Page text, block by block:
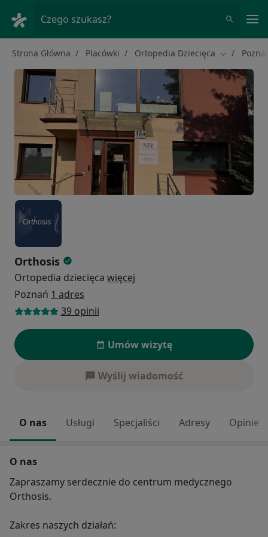
Czego szukasz?
Strona Główna Placówki Ortopedia Dziecięca Zmień
Orthosis
Ortopedia dziecięca więcej
Poznań 1 adres
39 opinii
Umów wizytę
Wyślij wiadomość
O nas Usługi Specjaliści Adresy Opinie
O nas
Zapraszamy serdecznie do centrum medycznego
Orthosis.
Zakres naszych działań: